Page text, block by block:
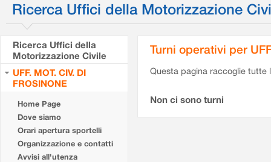
Ricerca Uffici della Motorizzazione
Ricerca Uffici della
Motorizzazione Civile
UFF. MOT. CIV. DI
FROSINONE
Home Page
Dove siamo
Orari apertura sportelli
Organizzazione e contatti
Avvisi all'utenza
Turni operativi per
Questa pagina raccoglie tutte
Non ci sono turni